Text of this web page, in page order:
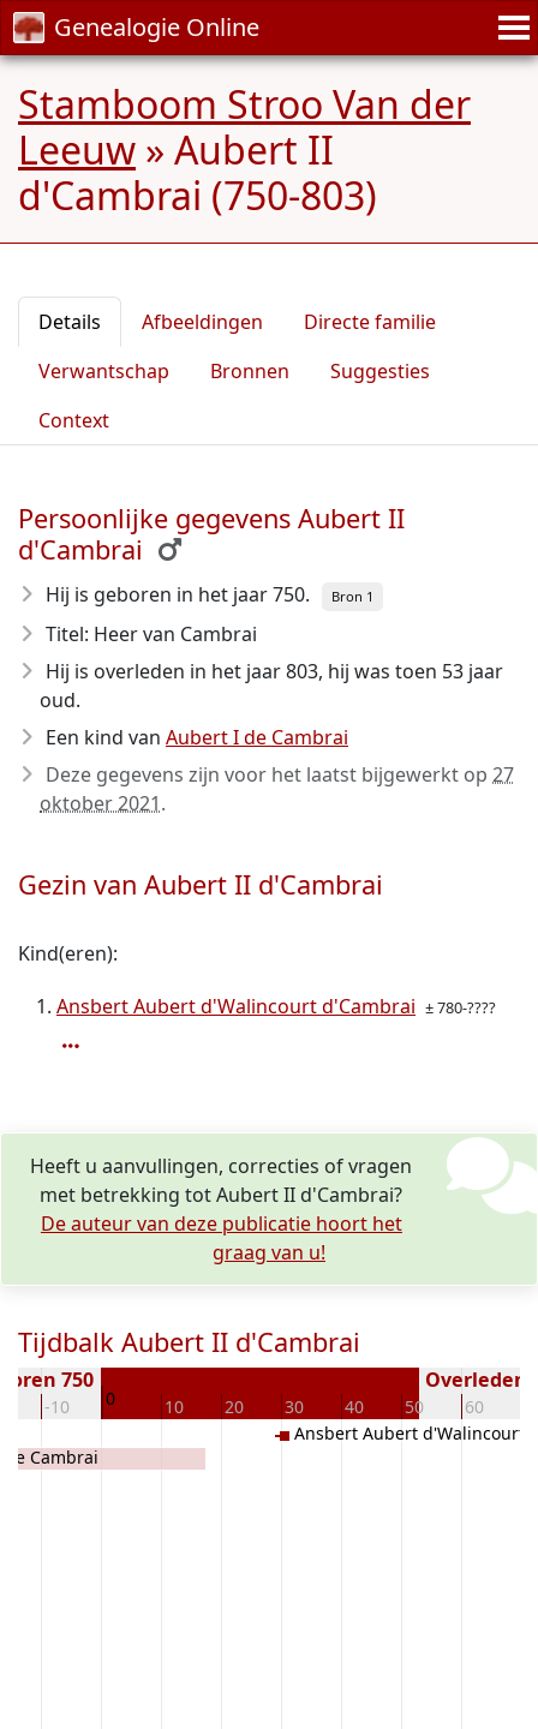
Genealogie Online
Stamboom Stroo Van der
Leeuw » Aubert II
d'Cambrai (750-803)
Details Afbeeldingen
Directe familie
Verwantschap
Bronnen
Suggesties
Context
Persoonlijke gegevens Aubert II
d'Cambrai
Hij is geboren in het jaar 750. Bron 1
Titel: Heer van Cambrai
Hij is overleden in het jaar 803, hij was toen 53 jaar
oud.
Een kind van Aubert I de Cambrai
Deze gegevens zijn voor het laatst bijgewerkt op 27
oktober 2021.
Gezin van Aubert II d'Cambrai
Kind(eren):
Ansbert Aubert d'Walincourt d'Cambrai ± 780-????
Heeft u aanvullingen, correcties of vragen
met betrekking tot Aubert II d'Cambrai?
De auteur van deze publicatie hoort het
graag van u!
Tijdbalk Aubert II d'Cambrai
-10 0 10 20 30 40 50 60
750 Overleden
Cambrai
Ansbert Aubert d'Walincourt